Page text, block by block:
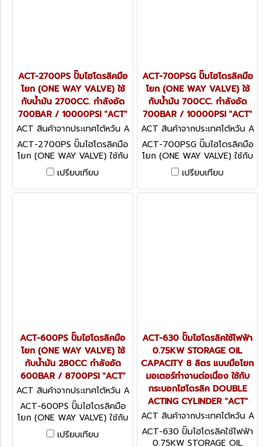
ACT-2700PS ปั๊มไฮโดรลิคมือ
โยก (ONE WAY VALVE) ใช้
กับน้ำมัน 2700CC. กำลังอัด
700BAR / 10000PSI "ACT"
ACT สินค้าจากประเทศไต้หวัน A
CT-2700PS
ACT-2700PS ปั๊มไฮโดรลิคมือ
โยก (ONE WAY VALVE) ใช้กับ
น้ำมัน 2700CC. กำลังอัด
700BAR / 10000PSI "ACT"
เปรียบเทียบ
ACT-700PSG ปั๊มไฮโดรลิคมือ
โยก (ONE WAY VALVE) ใช้
กับน้ำมัน 700CC. กำลังอัด
700BAR / 10000PSI "ACT"
ACT สินค้าจากประเทศไต้หวัน A
CT-700PSG
ACT-700PSG ปั๊มไฮโดรลิคมือ
โยก (ONE WAY VALVE) ใช้กับ
น้ำมัน 700CC. กำลังอัด
700BAR / 10000PSI "ACT"
เปรียบเทียบ
ACT-600PS ปั๊มไฮโดรลิคมือ
โยก (ONE WAY VALVE) ใช้
กับน้ำมัน 280CC กำลังอัด
600BAR / 8700PSI "ACT"
ACT สินค้าจากประเทศไต้หวัน A
CT-600PS
ACT-600PS ปั๊มไฮโดรลิคมือ
โยก (ONE WAY VALVE) ใช้กับ
น้ำมัน 280CC กำลังอัด
600BAR / 8700PSI "ACT"
เปรียบเทียบ
ACT-630 ปั๊มไฮโดรลิคใช้ไฟฟ้า
0.75KW STORAGE OIL
CAPACITY 8 ลิตร แบบมือโยก
มอเตอร์ทำงานต่อเนื่อง ใช้กับ
กระบอกไฮโดรลิค DOUBLE
ACTING CYLINDER "ACT"
ACT สินค้าจากประเทศไต้หวัน A
CT-630
ACT-630 ปั๊มไฮโดรลิคใช้ไฟฟ้า
0.75KW STORAGE OIL